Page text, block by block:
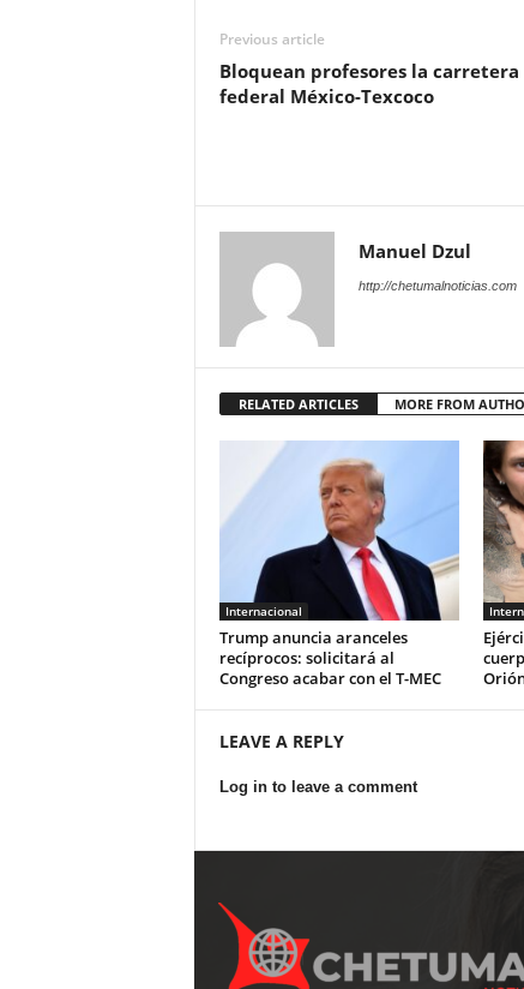
Previous article
Bloquean profesores la carretera
federal México-Texcoco
Manuel Dzul
http://chetumalnoticias.com
RELATED ARTICLES MORE FROM
Internacional
Trump anuncia aranceles
recíprocos: solicitará al
Congreso acabar con el T-MEC
LEAVE A REPLY
Log in to leave a comment